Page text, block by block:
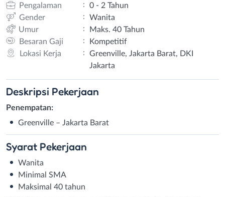
Pengalaman
:
0 - 2 Tahun
Gender
:
Wanita
Umur
:
Maks. 40 Tahun
Besaran Gaji
:
Kompetitif
Lokasi Kerja
:
Greenville, Jakarta Barat, DKI
Jakarta
Deskripsi Pekerjaan
Penempatan:
Greenville – Jakarta Barat
Syarat Pekerjaan
Wanita
Minimal SMA
Maksimal 40 tahun